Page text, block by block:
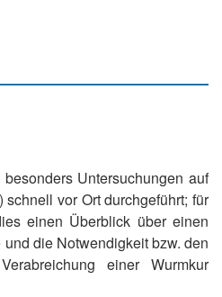
Untersuchungen auf
vor Ort durchgeführt; für
einen Überblick über einen
die Notwendigkeit bzw. den
einer Wurmkur